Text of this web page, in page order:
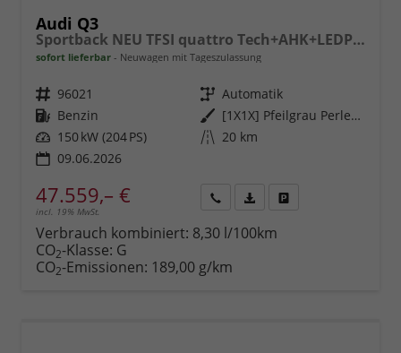
Audi Q3
Sportback NEU TFSI quattro Tech+AHK+LEDPlus+ACC+Kamera+Alu18+Volllack
sofort lieferbar Neuwagen mit Tageszulassung
Fahrzeugnr. 96021 Getriebe Automatik
Kraftstoff Benzin Außenfarbe
[1X1X] Pfeilgrau Perleffekt
Leistung 150 kW (204 PS) Kilometerstand 20 km
09.06.2026
47.559,– €
incl. 19% MwSt.
anfordern
Datei,
Verbrauch kombiniert: 8,30 l/100km
CO2-Klasse: G
CO2-Emissionen: 189,00 g/km